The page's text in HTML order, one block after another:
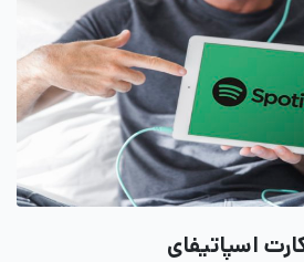
اسپاتیفای